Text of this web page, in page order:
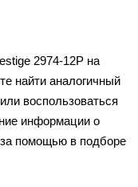
2974-12P на
найти аналогичный
или воспользоваться
информации о
за помощью в подборе